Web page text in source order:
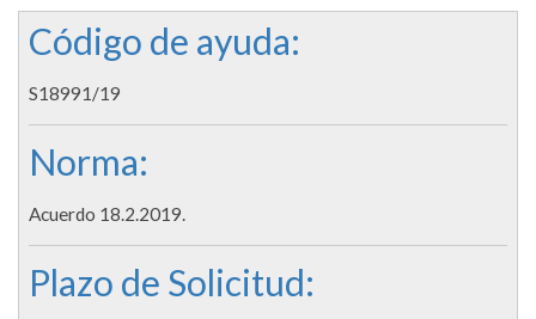
Código de ayuda:
S18991/19
Norma:
Acuerdo 18.2.2019.
Plazo de Solicitud: